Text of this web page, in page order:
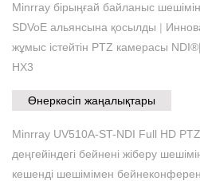
Minrray бірыңғай байланыс шешімін
SDVoE альянсына қосылды |
жұмыс істейтін PTZ камерасы
HX3
Өнеркәсіп жаңалықтары
Minrray UV510A-ST-NDI Full HD
деңгейіндегі бейнені жіберу
кешенді шешімімен